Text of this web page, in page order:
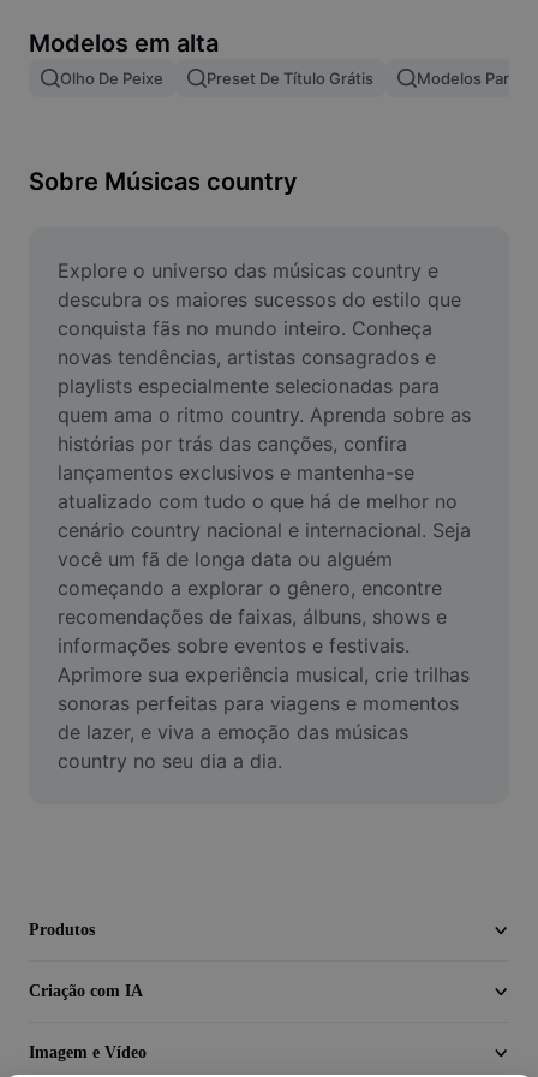
Mesclar imagens
Redimensionar Imagem
Criador de Memes
AI Text Remover
AI People Remover
AI Inpainting
Face Cutout
Vídeo
Remover plano de fundo de vídeo
Aprimorar qualidade
Editor de Video
Cortar Vídeo
Modelos em alta
Olho De Peixe Preset De Título Grátis Modelos Para
Sobre Músicas country
Explore o universo das músicas country e
descubra os maiores sucessos do estilo que
conquista fãs no mundo inteiro. Conheça
novas tendências, artistas consagrados e
playlists especialmente selecionadas para
quem ama o ritmo country. Aprenda sobre as
histórias por trás das canções, confira
lançamentos exclusivos e mantenha-se
atualizado com tudo o que há de melhor no
cenário country nacional e internacional. Seja
você um fã de longa data ou alguém
começando a explorar o gênero, encontre
recomendações de faixas, álbuns, shows e
informações sobre eventos e festivais.
Aprimore sua experiência musical, crie trilhas
sonoras perfeitas para viagens e momentos
de lazer, e viva a emoção das músicas
country no seu dia a dia.
Produtos
Criação com IA
Imagem e Vídeo